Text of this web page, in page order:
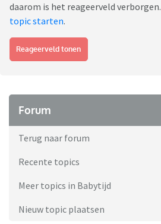
daarom is het reageerveld verborgen.
topic starten.
Reageerveld tonen
Forum
Terug naar forum
Recente topics
Meer topics in Babytijd
Nieuw topic plaatsen